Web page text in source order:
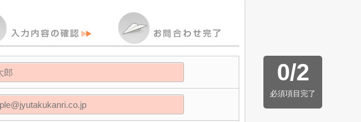
0/2
必須項目完了